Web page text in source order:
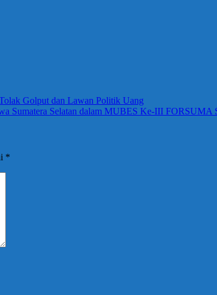
Golput dan Lawan Politik Uang
Sumatera Selatan dalam MUBES Ke-III
*